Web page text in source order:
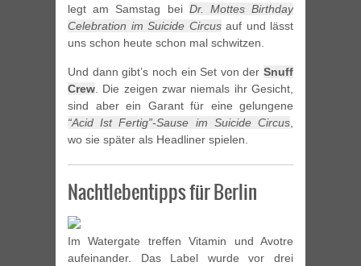
legt am Samstag bei Dr. Mottes Birthday
Celebration im Suicide Circusauf und lässt
uns schon heute schon mal schwitzen.
Und dann gibt’s noch ein Set von der Snuff
Crew. Die zeigen zwar niemals ihr Gesicht,
sind aber ein Garant für eine gelungene
“Acid Ist Fertig”-Sause im Suicide Circus,
wo sie später als Headliner spielen.
Nachtlebentipps für Berlin
Im Watergate treffen Vitamin und Avotre
aufeinander. Das Label wurde vor drei